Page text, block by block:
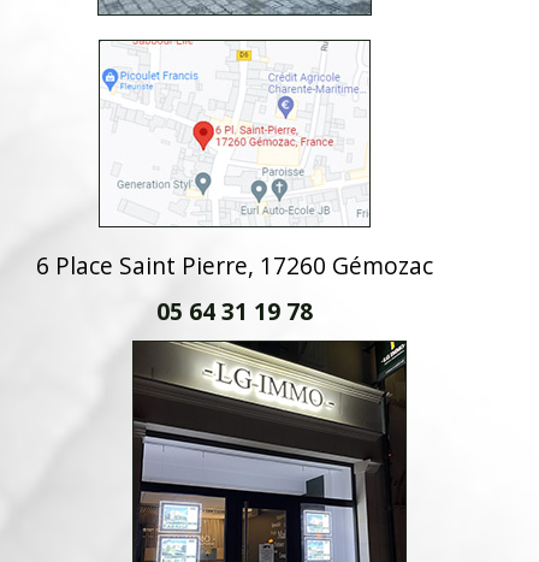
6 Place Saint Pierre, 17260 Gémozac
05 64 31 19 78